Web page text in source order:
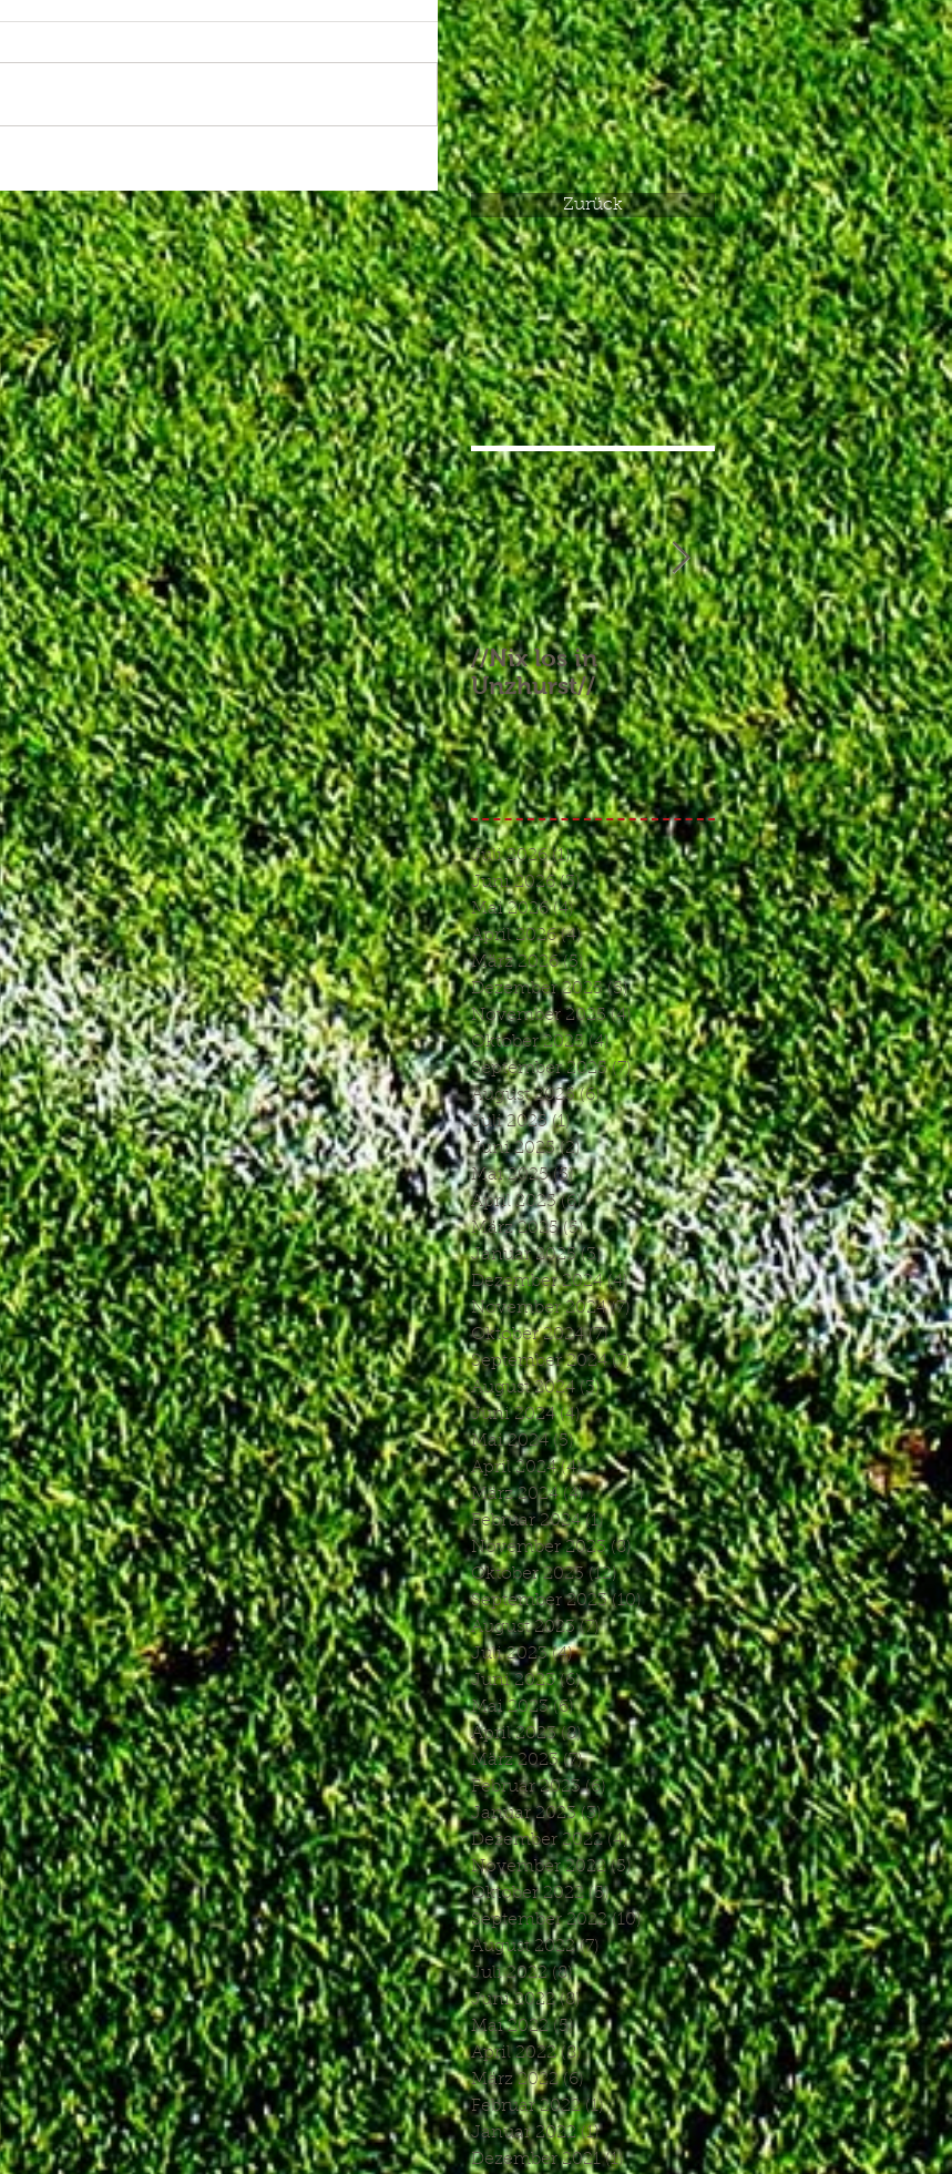
Zurück
//Nix los in
Unzhurst//
//Aufgebrauchtes
Glück und ein
Endspiel, das keines
war//
Juli 2026 (1)1 Beitrag
Juni 2026 (3)3 Beiträge
Mai 2026 (4)4 Beiträge
April 2026 (4)4 Beiträge
März 2026 (5)5 Beiträge
Dezember 2025 (5)5 Beiträge
November 2025 (4)4 Beiträge
Oktober 2025 (4)4 Beiträge
September 2025 (7)7 Beiträge
August 2025 (6)6 Beiträge
Juli 2025 (1)1 Beitrag
Juni 2025 (2)2 Beiträge
Mai 2025 (5)5 Beiträge
April 2025 (6)6 Beiträge
März 2025 (5)5 Beiträge
Januar 2025 (3)3 Beiträge
Dezember 2024 (4)4 Beiträge
November 2024 (7)7 Beiträge
Oktober 2024 (7)7 Beiträge
September 2024 (7)7 Beiträge
August 2024 (3)3 Beiträge
Juni 2024 (4)4 Beiträge
Mai 2024 (5)5 Beiträge
April 2024 (4)4 Beiträge
März 2024 (4)4 Beiträge
Februar 2024 (1)1 Beitrag
November 2023 (8)8 Beiträge
Oktober 2023 (12)12 Beiträge
September 2023 (10)10 Beiträge
August 2023 (7)7 Beiträge
Juli 2023 (4)4 Beiträge
Juni 2023 (6)6 Beiträge
Mai 2023 (6)6 Beiträge
April 2023 (8)8 Beiträge
März 2023 (7)7 Beiträge
Februar 2023 (6)6 Beiträge
Januar 2023 (3)3 Beiträge
Dezember 2022 (4)4 Beiträge
November 2022 (5)5 Beiträge
Oktober 2022 (5)5 Beiträge
September 2022 (10)10 Beiträge
August 2022 (7) 7 Beiträge
Juli 2022 (8)8 Beiträge
Juni 2022 (8)8 Beiträge
Mai 2022 (5)5 Beiträge
April 2022 (8)8 Beiträge
März 2022 (6)6 Beiträge
Februar 2022 (1)1 Beitrag
Januar 2022 (1)1 Beitrag
Dezember 2021 (1)1 Beitrag